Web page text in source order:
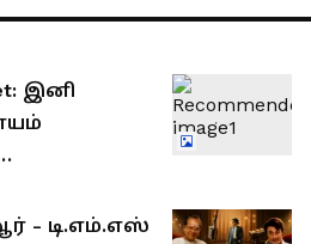
இனி
- டி.எம்.எஸ்